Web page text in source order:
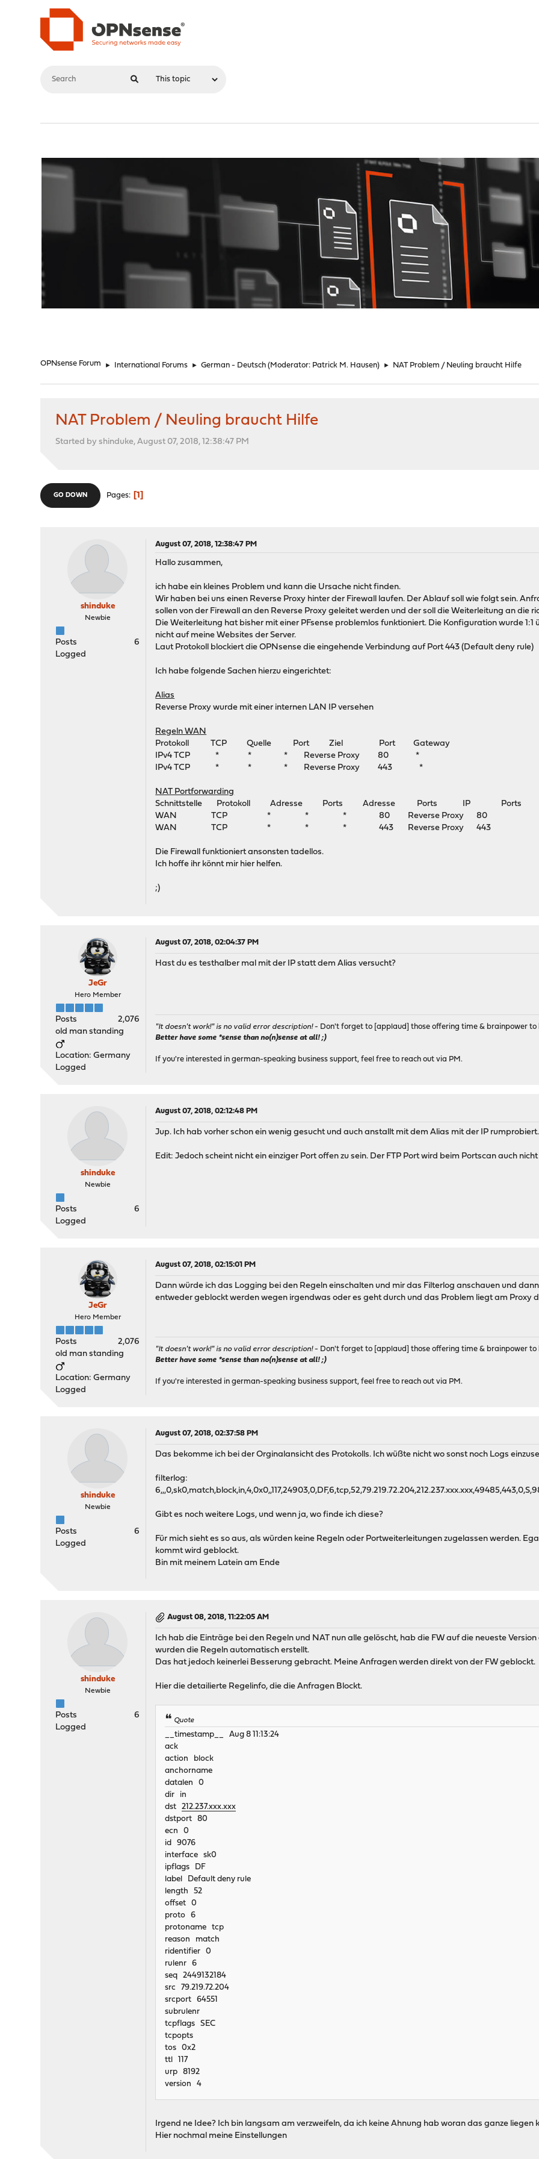
OPNsense Forum ► International Forums ► German - Deutsch (Moderator: Patrick M. Hausen) ► NAT Problem / Neuling braucht Hilfe
NAT Problem / Neuling braucht Hilfe
Started by shinduke, August 07, 2018, 12:38:47 PM
GO DOWN Pages 1
shinduke
Newbie
Posts
6
Logged
August 07, 2018, 12:38:47 PM
Hallo zusammen,
ich habe ein kleines Problem und kann die Ursache nicht finden.
Wir haben bei uns einen Reverse Proxy hinter der Firewall laufen. Der Ablauf soll wie folgt sein.
sollen von der Firewall an den Reverse Proxy geleitet werden und der soll die Weiterleitung an die
Die Weiterleitung hat bisher mit einer PFsense problemlos funktioniert. Die Konfiguration wurde
nicht auf meine Websites der Server.
Laut Protokoll blockiert die OPNsense die eingehende Verbindung auf Port 443 (Default deny rule)
Ich habe folgende Sachen hierzu eingerichtet:
Alias
Reverse Proxy wurde mit einer internen LAN IP versehen
Regeln WAN
Protokoll TCP Quelle Port Ziel Port Gateway
IPv4 TCP * * * Reverse Proxy 80 *
IPv4 TCP * * * Reverse Proxy 443 *
NAT Portforwarding
Schnittstelle Protokoll Adresse Ports Adresse Ports IP Ports
WAN TCP * * * 80 Reverse Proxy 80
WAN TCP * * * 443 Reverse Proxy 443
Die Firewall funktioniert ansonsten tadellos.
Ich hoffe ihr könnt mir hier helfen.
;)
JeGr
Hero Member
Posts
2,076
old man standing
Location: Germany
Logged
August 07, 2018, 02:04:37 PM
Hast du es testhalber mal mit der IP statt dem Alias versucht?
"It doesn't work!" is no valid error description!- Don't forget to [applaud] those offering time & brainpower to
Better have some *sense than no(n)sense at all! ;)
If you're interested in german-speaking business support, feel free to reach out via PM.
shinduke
Newbie
Posts
6
Logged
August 07, 2018, 02:12:48 PM
Jup. Ich hab vorher schon ein wenig gesucht und auch anstallt mit dem Alias mit der IP rumprobiert.
Edit: Jedoch scheint nicht ein einziger Port offen zu sein. Der FTP Port wird beim Portscan auch
JeGr
Hero Member
Posts
2,076
old man standing
Location: Germany
Logged
August 07, 2018, 02:15:01 PM
Dann würde ich das Logging bei den Regeln einschalten und mir das Filterlog anschauen und
entweder geblockt werden wegen irgendwas oder es geht durch und das Problem liegt am Proxy
"It doesn't work!" is no valid error description!- Don't forget to [applaud] those offering time & brainpower to
Better have some *sense than no(n)sense at all! ;)
If you're interested in german-speaking business support, feel free to reach out via PM.
shinduke
Newbie
Posts
6
Logged
August 07, 2018, 02:37:58 PM
Das bekomme ich bei der Orginalansicht des Protokolls. Ich wüßte nicht wo sonst noch Logs
filterlog:
Gibt es noch weitere Logs, und wenn ja, wo finde ich diese?
Für mich sieht es so aus, als würden keine Regeln oder Portweiterleitungen zugelassen werden.
kommt wird geblockt.
Bin mit meinem Latein am Ende
shinduke
Newbie
Posts
6
Logged
August 08, 2018, 11:22:05 AM
Ich hab die Einträge bei den Regeln und NAT nun alle gelöscht, hab die FW auf die neueste
wurden die Regeln automatisch erstellt.
Das hat jedoch keinerlei Besserung gebracht. Meine Anfragen werden direkt von der FW geblockt.
Hier die detailierte Regelinfo, die die Anfragen Blockt.
Quote
__timestamp__ Aug 8 11:13:24
ack
action block
anchorname
datalen 0
dir in
dst212.237.xxx.xxx
dstport 80
ecn 0
id 9076
interface sk0
ipflags DF
label Default deny rule
length 52
offset 0
proto 6
protoname tcp
reason match
ridentifier 0
rulenr 6
seq 2449132184
src 79.219.72.204
srcport 64551
subrulenr
tcpflags SEC
tcpopts
tos 0x2
ttl 117
urp 8192
version 4
Irgend ne Idee? Ich bin langsam am verzweifeln, da ich keine Ahnung hab woran das ganze liegen
Hier nochmal meine Einstellungen